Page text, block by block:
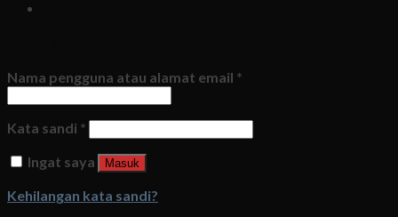
Nama pengguna atau alamat email *
Kata sandi *
Ingat saya
Masuk
Kehilangan kata sandi?